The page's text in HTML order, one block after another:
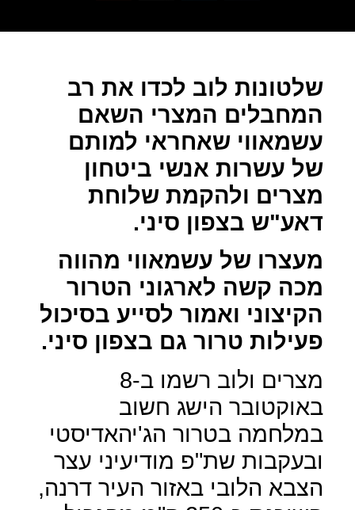
שלטונות לוב לכדו את רב
המחבלים המצרי השאם
עשמאווי שאחראי למותם
של עשרות אנשי ביטחון
מצרים ולהקמת שלוחת
דאע"ש בצפון סיני.
מעצרו של עשמאווי מהווה
מכה קשה לארגוני הטרור
הקיצוני ואמור לסייע בסיכול
פעילות טרור גם בצפון סיני.
מצרים ולוב רשמו ב-8
באוקטובר הישג חשוב
במלחמה בטרור הג'יהאדיסטי
ובעקבות שת"פ מודיעיני עצר
הצבא הלובי באזור העיר דרנה,